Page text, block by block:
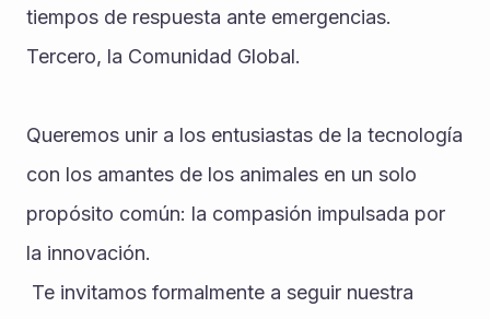
tiempos de respuesta ante emergencias. ‎
‎Tercero, la Comunidad Global.
Queremos unir a los entusiastas de la tecnología
con los amantes de los animales en un solo
propósito común: la compasión impulsada por
la innovación. ‎